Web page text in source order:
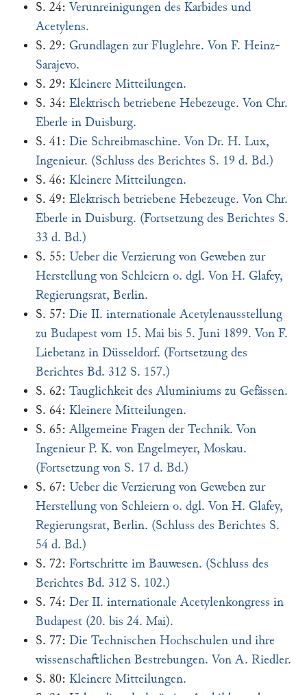
S. 24: Verunreinigungen des Karbides und
Acetylens.
S. 29: Grundlagen zur Fluglehre. Von F. Heinz-
Sarajevo.
S. 29: Kleinere Mitteilungen.
S. 34: Elektrisch betriebene Hebezeuge. Von Chr.
Eberle in Duisburg.
S. 41: Die Schreibmaschine. Von Dr. H. Lux,
Ingenieur. (Schluss des Berichtes S. 19 d. Bd.)
S. 46: Kleinere Mitteilungen.
S. 49: Elektrisch betriebene Hebezeuge. Von Chr.
Eberle in Duisburg. (Fortsetzung des Berichtes S.
33 d. Bd.)
S. 55: Ueber die Verzierung von Geweben zur
Herstellung von Schleiern o. dgl. Von H. Glafey,
Regierungsrat, Berlin.
S. 57: Die II. internationale Acetylenausstellung
zu Budapest vom 15. Mai bis 5. Juni 1899. Von F.
Liebetanz in Düsseldorf. (Fortsetzung des
Berichtes Bd. 312 S. 157.)
S. 62: Tauglichkeit des Aluminiums zu Gefässen.
S. 64: Kleinere Mitteilungen.
S. 65: Allgemeine Fragen der Technik. Von
Ingenieur P. K. von Engelmeyer, Moskau.
(Fortsetzung von S. 17 d. Bd.)
S. 67: Ueber die Verzierung von Geweben zur
Herstellung von Schleiern o. dgl. Von H. Glafey,
Regierungsrat, Berlin. (Schluss des Berichtes S.
54 d. Bd.)
S. 72: Fortschritte im Bauwesen. (Schluss des
Berichtes Bd. 312 S. 102.)
S. 74: Der II. internationale Acetylenkongress in
Budapest (20. bis 24. Mai).
S. 77: Die Technischen Hochschulen und ihre
wissenschaftlichen Bestrebungen. Von A. Riedler.
S. 80: Kleinere Mitteilungen.